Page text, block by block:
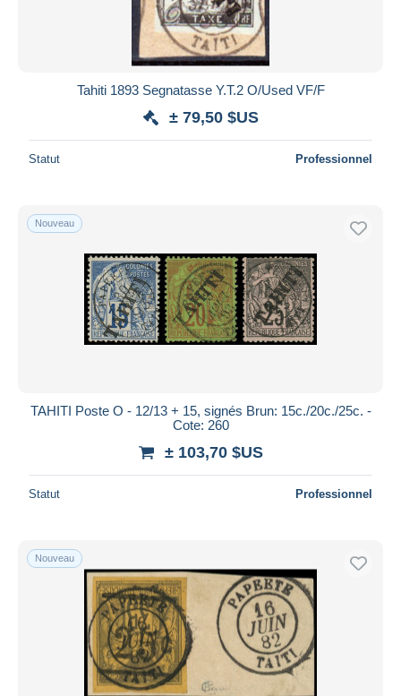
Tahiti 1893 Segnatasse Y.T.2 O/Used VF/F
± 79,50 $US
Statut Professionnel
Nouveau
TAHITI Poste O - 12/13 + 15, signés Brun: 15c./20c./25c. -
Cote: 260
± 103,70 $US
Statut Professionnel
Nouveau